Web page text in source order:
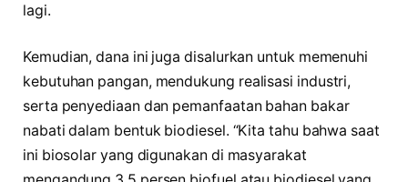
lagi.
Kemudian, dana ini juga disalurkan untuk memenuhi
kebutuhan pangan, mendukung realisasi industri,
serta penyediaan dan pemanfaatan bahan bakar
nabati dalam bentuk biodiesel. “Kita tahu bahwa saat
ini biosolar yang digunakan di masyarakat